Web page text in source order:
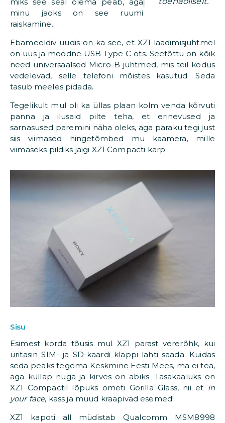
minu jaoks on see ruumi
raiskamine.
Ebameeldiv uudis on ka see, et XZ1 laadimisjuhtmel
on uus ja moodne USB Type C ots. Seetõttu on kõik
need universaalsed Micro-B juhtmed, mis teil kodus
vedelevad, selle telefoni mõistes kasutud. Seda
tasub meeles pidada.
Tegelikult mul oli ka üllas plaan kolm venda kõrvuti
panna ja ilusaid pilte teha, et erinevused ja
sarnasused paremini näha oleks, aga paraku tegi just
siis viimased hingetõmbed mu kaamera, mille
viimaseks pildiks jäigi XZ1 Compacti karp.
Sisu
Esimest korda tõusis mul XZ1 pärast vererõhk, kui
üritasin SIM- ja SD-kaardi klappi lahti saada. Kuidas
seda peaks tegema Keskmine Eesti Mees, ma ei tea,
aga küllap nuga ja kirves on abiks. Tasakaaluks on
XZ1 Compactil lõpuks ometi Gorilla Glass, nii et in
your face, kass ja muud kraapivad esemed!
XZ1 kapoti all müdistab Qualcomm MSM8998